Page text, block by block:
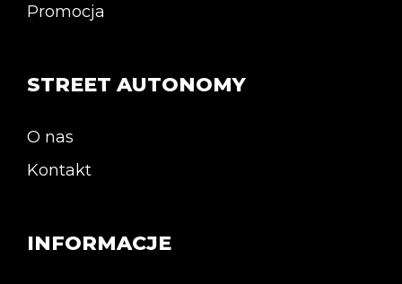
Promocja
STREET AUTONOMY
O nas
Kontakt
INFORMACJE